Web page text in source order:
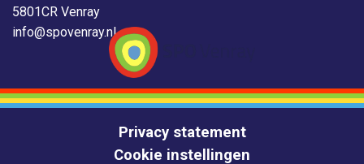
5801CR Venray
info@spovenray.nl
Privacy statement
Cookie instellingen